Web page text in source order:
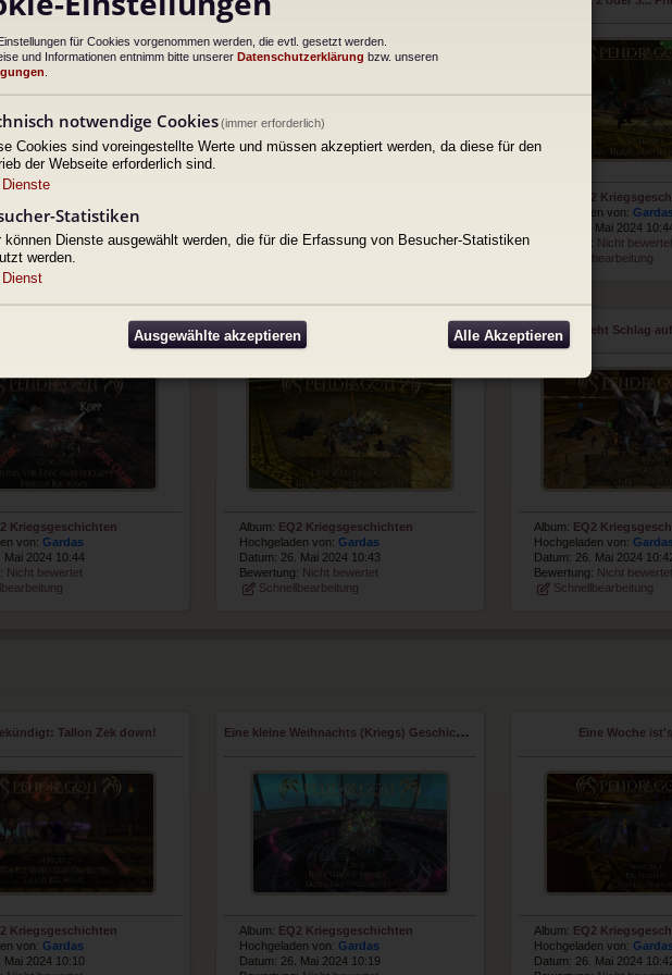
von:Gardas
Mai 2024 10:46
Nicht bewertet
Bewertung: Nicht bewertet
EQ2
Hochgeladen von:
Datum: 26. Mai 2024
Bewertung: Nicht bewertet
Schnellbearbeitung
Kriegsgeschichten
von:Gardas
Mai 2024 10:44
Nicht bewertet
Album: EQ2 Kriegsgeschichten
Hochgeladen von: Gardas
Datum: 26. Mai 2024 10:43
Bewertung: Nicht bewertet
Schnellbearbeitung
Es geht Schlag
Album: EQ2
Hochgeladen von:
Datum: 26. Mai 2024
Bewertung: Nicht bewertet
Schnellbearbeitung
Tallon Zek down!
Kriegsgeschichten
von:Gardas
Mai 2024 10:10
Eine kleine Weihnachts (Kriegs) Geschichte 1
Album: EQ2 Kriegsgeschichten
Hochgeladen von: Gardas
Datum: 26. Mai 2024 10:19
Eine Woche
Album: EQ2
Hochgeladen von:
Datum: 26. Mai 2024
für Cookies vorgenommen werden, die evtl. gesetzt werden.
und Informationen entnimm bitte unserer Datenschutzerklärung bzw. unseren
notwendige Cookies(immer erforderlich)
Cookies sind voreingestellte Werte und müssen akzeptiert werden, da diese für den
der Webseite erforderlich sind.
Dienste
Statistiken
können Dienste ausgewählt werden, die für die Erfassung von Besucher-Statistiken
werden.
Dienst
Ausgewählte akzeptieren Alle Akzeptieren